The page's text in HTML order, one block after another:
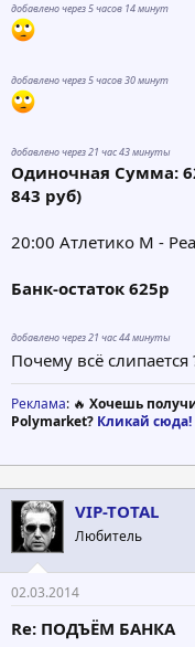
добавлено через 5 часов 14 минут
добавлено через 5 часов 30 минут
добавлено через 21 час 43 минуты
Одиночная Сумма:
843 руб)
20:00 Атлетико М -
Банк-остаток 625р
добавлено через 21 час 44 минуты
Почему всё слипается
Реклама: 🔥 Хочешь
Polymarket? Кликай сюда!
VIP-TOTAL
Любитель
02.03.2014
Re: ПОДЪЁМ БАНКА